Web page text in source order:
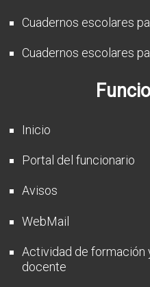
Cuadernos escolares
Cuadernos escolares
Inicio
Portal del funcionario
Avisos
WebMail
Actividad de formación
docente